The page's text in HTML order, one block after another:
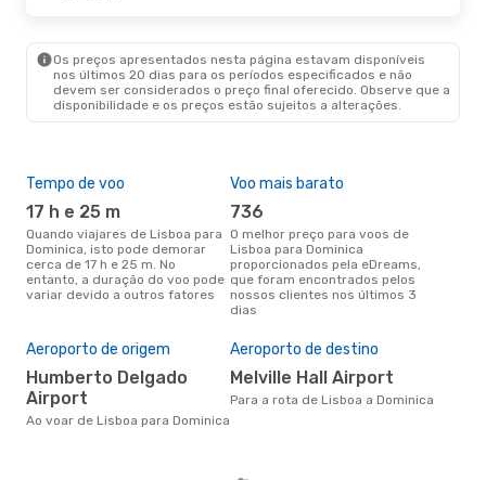
Seg., 24 De Ago.- Ter., 1 De Set.
DOM- LIS
Os preços apresentados nesta página estavam disponíveis
nos últimos 20 dias para os períodos especificados e não
devem ser considerados o preço final oferecido. Observe que a
disponibilidade e os preços estão sujeitos a alterações.
Tempo de voo
17 h e 25 m
Quando viajares de Lisboa para
Dominica, isto pode demorar
cerca de 17 h e 25 m. No
entanto, a duração do voo pode
variar devido a outros fatores
Voo mais barato
736
O melhor preço para voos de
Lisboa para Dominica
proporcionados pela eDreams,
que foram encontrados pelos
nossos clientes nos últimos 3
dias
Aeroporto de origem
Humberto Delgado
Airport
Ao voar de Lisboa para Dominica
Aeroporto de destino
Melville Hall Airport
Para a rota de Lisboa a Dominica